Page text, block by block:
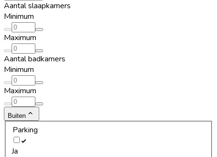
Aantal slaapkamers
Minimum
Maximum
Aantal badkamers
Minimum
Maximum
Buiten
Parking
Ja